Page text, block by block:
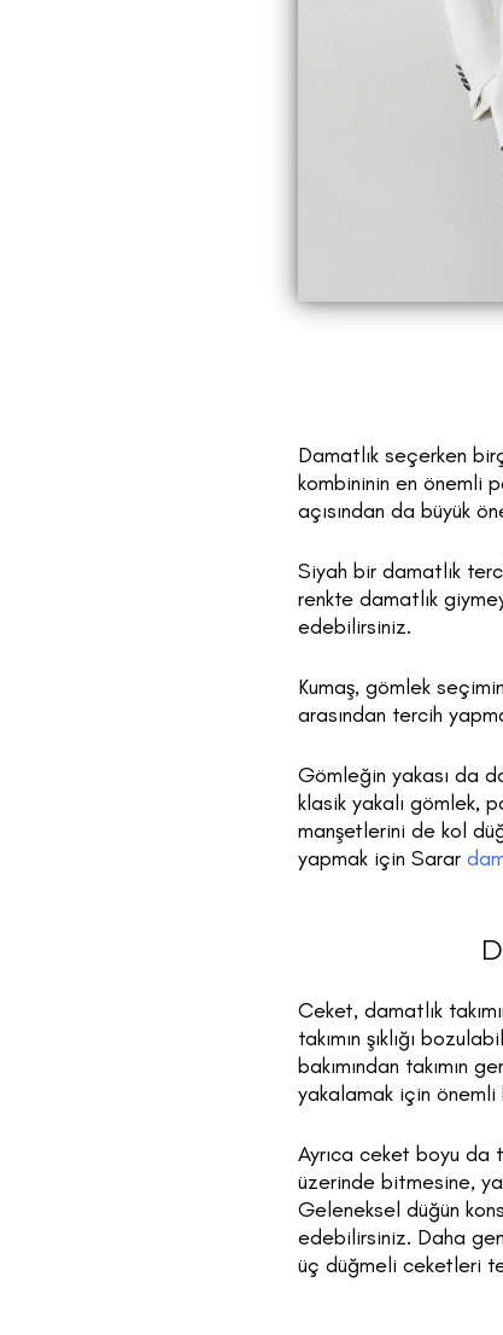
Damatlık seçerken
kombininin en önemli
açısından da büyük
Siyah bir damatlık
renkte damatlık
edebilirsiniz.
Kumaş, gömlek
arasından tercih
Gömleğin yakası da
klasik yakalı gömlek,
manşetlerini de kol
yapmak için Sarar
Ceket, damatlık
takımın şıklığı
bakımından takımın
yakalamak için önemli
Ayrıca ceket boyu da
üzerinde bitmesine,
Geleneksel düğün
edebilirsiniz. Daha
üç düğmeli ceketleri